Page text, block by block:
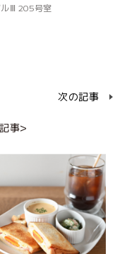
Ⅲ 205号室
次の記事
事>